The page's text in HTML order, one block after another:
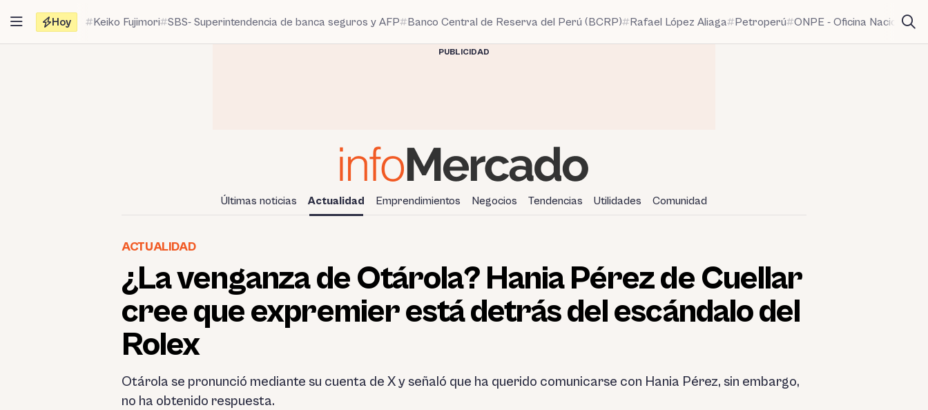
contenido
Hoy Keiko Fujimori SBS- Superintendencia de banca seguros y AFP Banco Central de Reserva del Perú (BCRP) Rafael López Aliaga Petroperú ONPE - Oficina Nacional
PUBLICIDAD
Últimas noticias Actualidad Emprendimientos Negocios Tendencias Utilidades Comunidad
ACTUALIDAD
¿La venganza de Otárola? Hania Pérez de Cuellar
cree que expremier está detrás del escándalo del
Rolex
Otárola se pronunció mediante su cuenta de X y señaló que ha querido comunicarse con Hania Pérez, sin embargo,
no ha obtenido respuesta.